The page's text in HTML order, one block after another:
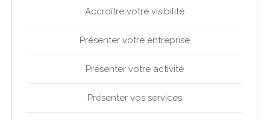
Accroître votre visibilité
Présenter votre entreprise
Présenter votre activité
Présenter vos services